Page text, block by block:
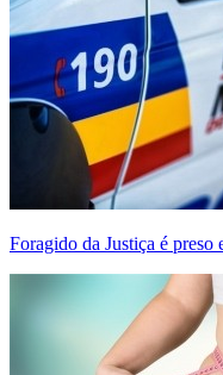
Foragido da Justiça é preso